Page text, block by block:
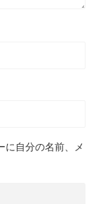
に自分の名前、メ